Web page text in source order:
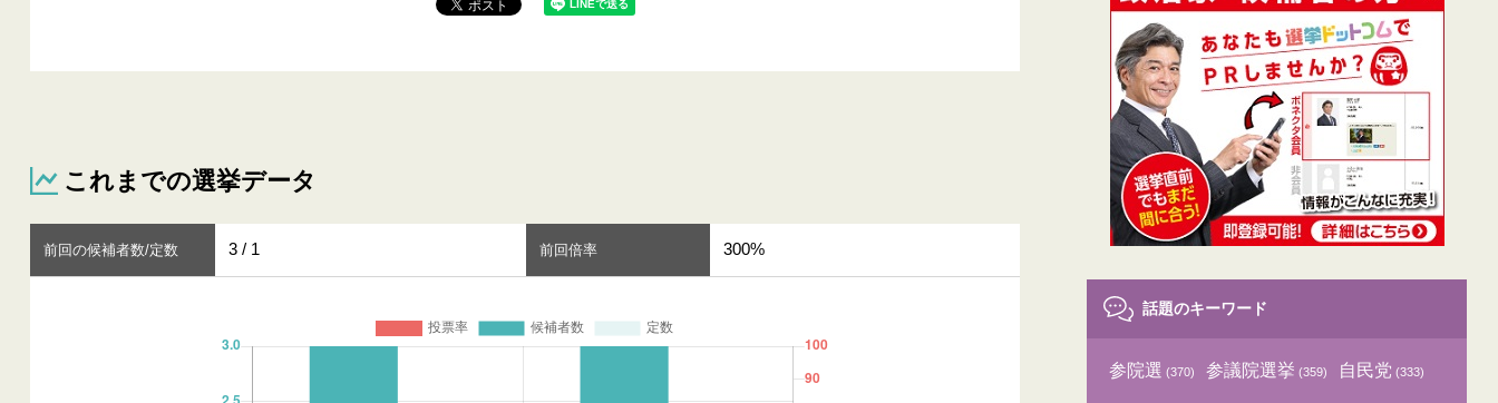
これまでの選挙データ
前回の候補者数/定数 3 / 1 前回倍率 300%
話題のキーワード
参院選 (370) 参議院選挙 (359) 自民党 (333)